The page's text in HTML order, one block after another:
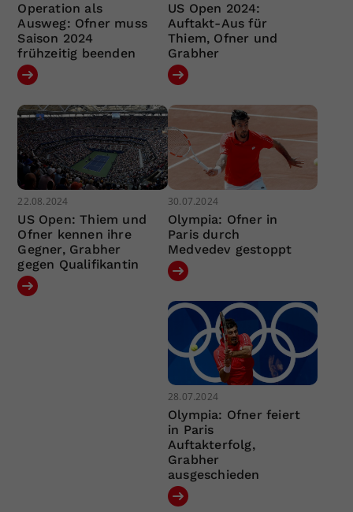
Operation als
Ausweg: Ofner muss
Saison 2024
frühzeitig beenden
US Open 2024:
Auftakt-Aus für
Thiem, Ofner und
Grabher
22.08.2024
US Open: Thiem und
Ofner kennen ihre
Gegner, Grabher
gegen Qualifikantin
30.07.2024
Olympia: Ofner in
Paris durch
Medvedev gestoppt
28.07.2024
Olympia: Ofner feiert
in Paris
Auftakterfolg,
Grabher
ausgeschieden